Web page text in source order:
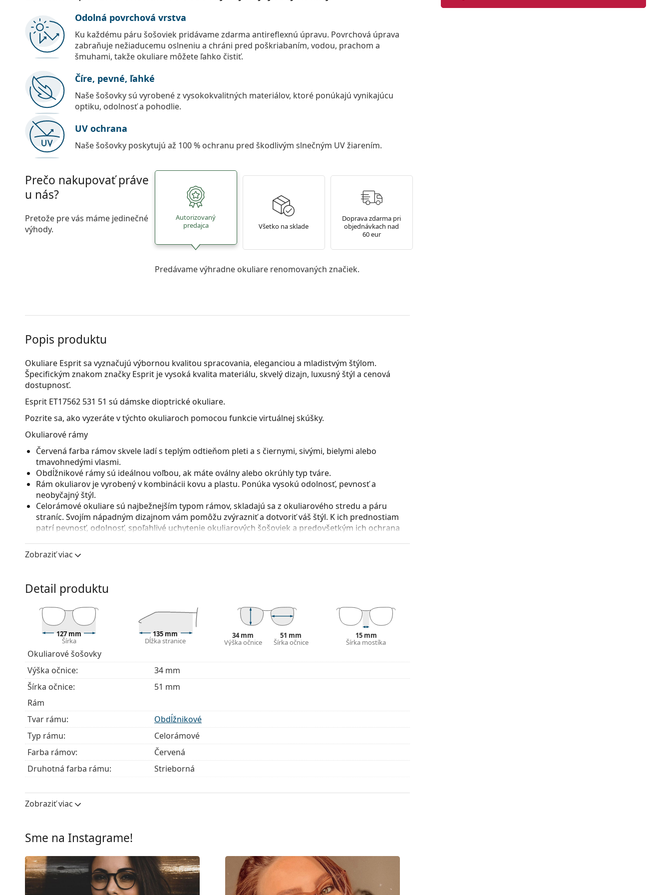
Odolná povrchová vrstva
Ku každému páru šošoviek pridávame zdarma antireflexnú úpravu. Povrchová úprava
zabraňuje nežiaducemu oslneniu a chráni pred poškriabaním, vodou, prachom a
šmuhami, takže okuliare môžete ľahko čistiť.
Číre, pevné, ľahké
Naše šošovky sú vyrobené z vysokokvalitných materiálov, ktoré ponúkajú vynikajúcu
optiku, odolnosť a pohodlie.
UV ochrana
Naše šošovky poskytujú až 100 % ochranu pred škodlivým slnečným UV žiarením.
Prečo nakupovať práve
u nás?
Pretože pre vás máme jedinečné
výhody.
Autorizovaný
predajca
Všetko na sklade
Doprava zdarma pri
objednávkach nad
60 eur
Predávame výhradne okuliare renomovaných značiek.
Popis produktu
Okuliare Esprit sa vyznačujú výbornou kvalitou spracovania, eleganciou a mladistvým štýlom.
Špecifickým znakom značky Esprit je vysoká kvalita materiálu, skvelý dizajn, luxusný štýl a cenová
dostupnosť.
Esprit ET17562 531 51 sú dámske dioptrické okuliare.
Pozrite sa, ako vyzeráte v týchto okuliaroch pomocou funkcie virtuálnej skúšky.
Okuliarové rámy
Červená farba rámov skvele ladí s teplým odtieňom pleti a s čiernymi, sivými, bielymi alebo
tmavohnedými vlasmi.
Obdĺžnikové rámy sú ideálnou voľbou, ak máte oválny alebo okrúhly typ tváre.
Rám okuliarov je vyrobený v kombinácii kovu a plastu. Ponúka vysokú odolnosť, pevnosť a
neobyčajný štýl.
Celorámové okuliare sú najbežnejším typom rámov, skladajú sa z okuliarového stredu a páru
straníc. Svojím nápadným dizajnom vám pomôžu zvýrazniť a dotvoriť váš štýl. K ich prednostiam
patrí pevnosť, odolnosť, spoľahlivé uchytenie okuliarových šošoviek a predovšetkým ich ochrana
s vyššou optickou mohutnosťou.
Okuliare dodávame s originálnym puzdrom. Farba puzdra a jeho vyhotovenie sa môžu líšiť.
Handrička, ktorá je súčasťou balenia, je ideálna na čistenie a starostlivosť o okuliare. Niektoré
modely môžu namiesto handričky obsahovať textilné vrecko.
Ide o zdravotnícku pomôcku. Pred použitím si prečítajte pokyny.
Zobraziť viac
Detail produktu
127 mm
Šírka
135 mm
Dĺžka stranice
34 mm
Výška očnice
51 mm
Šírka očnice
15 mm
Šírka mostíka
Okuliarové šošovky
Výška očnice:
34 mm
Šírka očnice:
51 mm
Rám
Tvar rámu:
Obdĺžnikové
Typ rámu:
Celorámové
Farba rámov:
Červená
Druhotná farba rámu:
Strieborná
Veľkosť:
Dĺžka stranice:
Hmotnosť:
90 g
Nastaviteľné sedielka:
Nie
Zobraziť viac
Sme na Instagrame!